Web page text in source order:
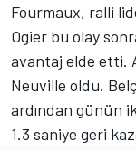
Fourmaux, ralli
Ogier bu olay
avantaj elde etti.
Neuville oldu.
ardından günün
1.3 saniye geri